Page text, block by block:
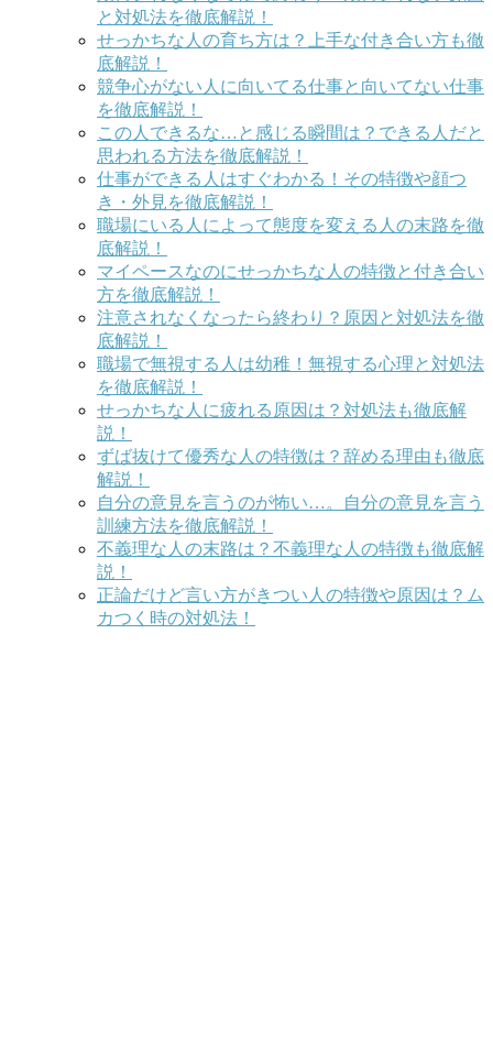
と対処法を徹底解説！
せっかちな人の育ち方は？上手な付き合い方も徹
底解説！
競争心がない人に向いてる仕事と向いてない仕事
を徹底解説！
この人できるな…と感じる瞬間は？できる人だと
思われる方法を徹底解説！
仕事ができる人はすぐわかる！その特徴や顔つ
き・外見を徹底解説！
職場にいる人によって態度を変える人の末路を徹
底解説！
マイペースなのにせっかちな人の特徴と付き合い
方を徹底解説！
注意されなくなったら終わり？原因と対処法を徹
底解説！
職場で無視する人は幼稚！無視する心理と対処法
を徹底解説！
せっかちな人に疲れる原因は？対処法も徹底解
説！
ずば抜けて優秀な人の特徴は？辞める理由も徹底
解説！
自分の意見を言うのが怖い…。自分の意見を言う
訓練方法を徹底解説！
不義理な人の末路は？不義理な人の特徴も徹底解
説！
正論だけど言い方がきつい人の特徴や原因は？ム
カつく時の対処法！